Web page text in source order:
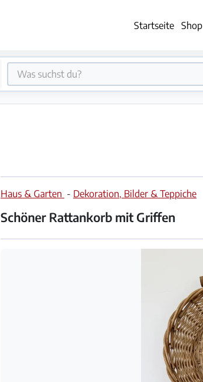
Startseite Shop
Haus & Garten - Dekoration, Bilder & Teppiche
Schöner Rattankorb mit Griffen